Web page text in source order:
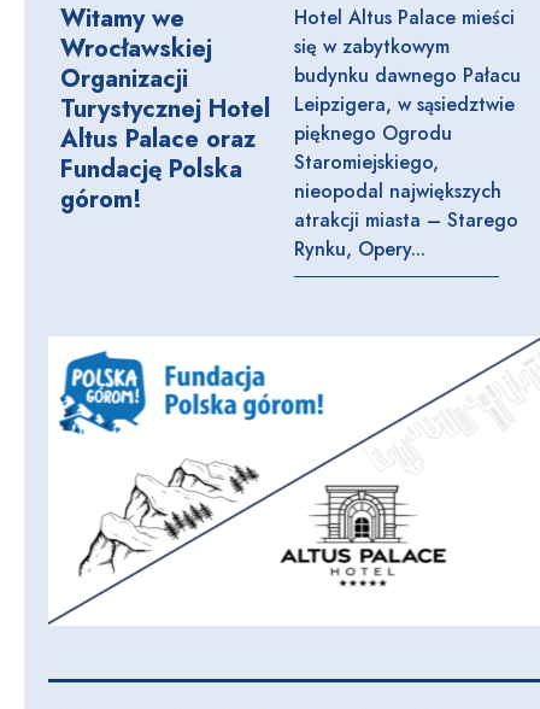
Witamy we
Wrocławskiej
Organizacji
Turystycznej Hotel
Altus Palace oraz
Fundację Polska
górom!
Hotel Altus Palace mieści
się w zabytkowym
budynku dawnego Pałacu
Leipzigera, w sąsiedztwie
pięknego Ogrodu
Staromiejskiego,
nieopodal największych
atrakcji miasta – Starego
Rynku, Opery...